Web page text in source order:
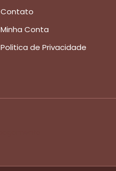
Contato
Minha Conta
Politica de Privacidade